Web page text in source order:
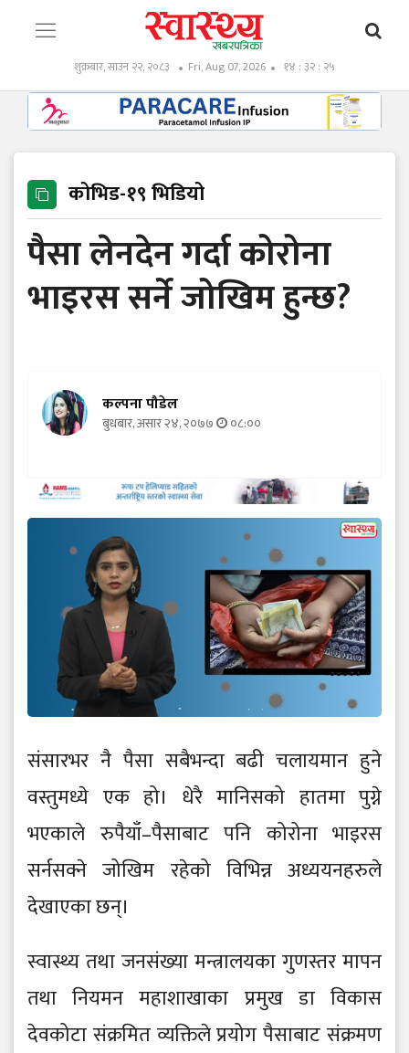
शुक्रबार, साउन २२, २०८३ Fri, Aug 07, 2026 १४ : ३२ : २६
कोभिड-१९ भिडियो
पैसा लेनदेन गर्दा कोरोना
भाइरस सर्ने जोखिम हुन्छ?
कल्पना पौडेल
बुधबार, असार २४, २०७७ ०८:००
संसारभर नै पैसा सबैभन्दा बढी चलायमान हुने
वस्तुमध्ये एक हो। धेरै मानिसको हातमा पुग्ने
भएकाले रुपैयाँ–पैसाबाट पनि कोरोना भाइरस
सर्नसक्ने जोखिम रहेको विभिन्न अध्ययनहरुले
देखाएका छन्।
स्वास्थ्य तथा जनसंख्या मन्त्रालयका गुणस्तर मापन
तथा नियमन महाशाखाका प्रमुख डा विकास
देवकोटा संक्रमित व्यक्तिले प्रयोग पैसाबाट संक्रमण